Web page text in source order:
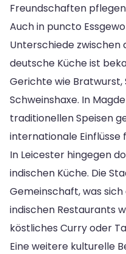
Freundschaften
Auch in puncto
Unterschiede zwischen
deutsche Küche ist
Gerichte wie Bratwurst,
Schweinshaxe. In
traditionellen Speisen
internationale Einflüsse
In Leicester hingegen
indischen Küche. Die
Gemeinschaft, was
indischen Restaurants
köstliches Curry oder
Eine weitere kulturelle